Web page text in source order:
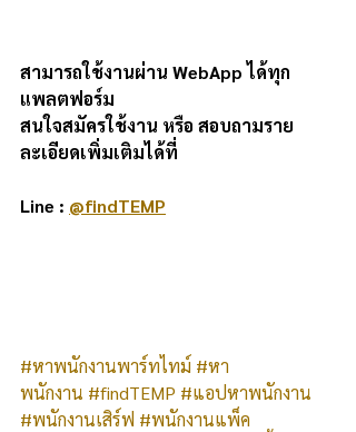
สามารถใช้งานผ่าน WebApp ได้ทุก
แพลตฟอร์ม
สนใจสมัครใช้งาน หรือ สอบถามราย
ละเอียดเพิ่มเติมได้ที่
Line : @findTEMP
#หาพนักงานพาร์ทไทม์ #หา
พนักงาน #findTEMP #แอปหาพนักงาน
#พนักงานเสิร์ฟ #พนักงานแพ็ค